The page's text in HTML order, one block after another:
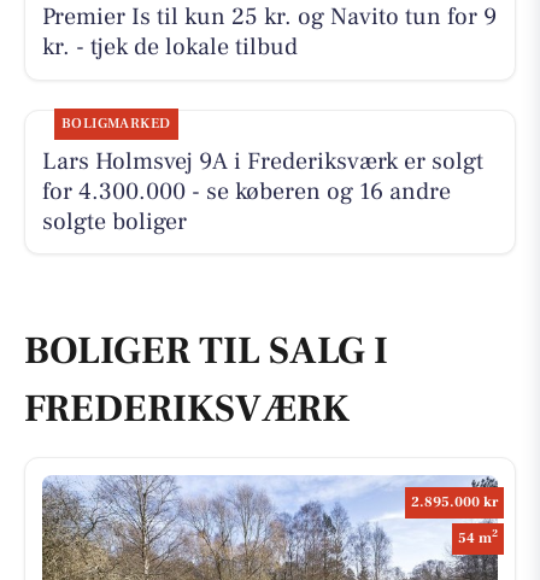
Premier Is til kun 25 kr. og Navito tun for 9
kr. - tjek de lokale tilbud
BOLIGMARKED
Lars Holmsvej 9A i Frederiksværk er solgt
for 4.300.000 - se køberen og 16 andre
solgte boliger
BOLIGER TIL SALG I
FREDERIKSVÆRK
2.895.000 kr
54 m2